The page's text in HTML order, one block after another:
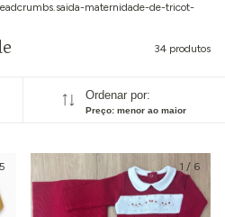
maternidade-de-tricot-
34 produtos
Ordenar por:
Preço: menor ao maior
5 1 / 6